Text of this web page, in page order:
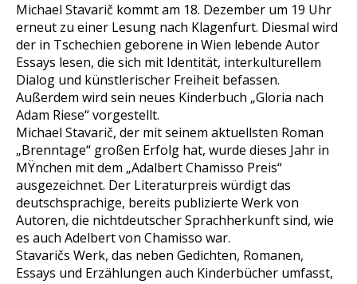
Michael Stavarič kommt am 18. Dezember um 19 Uhr
erneut zu einer Lesung nach Klagenfurt. Diesmal wird
der in Tschechien geborene in Wien lebende Autor
Essays lesen, die sich mit Identität, interkulturellem
Dialog und künstlerischer Freiheit befassen.
Außerdem wird sein neues Kinderbuch „Gloria nach
Adam Riese“ vorgestellt.
Michael Stavarič, der mit seinem aktuellsten Roman
„Brenntage“ großen Erfolg hat, wurde dieses Jahr in
MŸnchen mit dem „Adalbert Chamisso Preis“
ausgezeichnet. Der Literaturpreis würdigt das
deutschsprachige, bereits publizierte Werk von
Autoren, die nichtdeutscher Sprachherkunft sind, wie
es auch Adelbert von Chamisso war.
Stavaričs Werk, das neben Gedichten, Romanen,
Essays und Erzählungen auch Kinderbücher umfasst,